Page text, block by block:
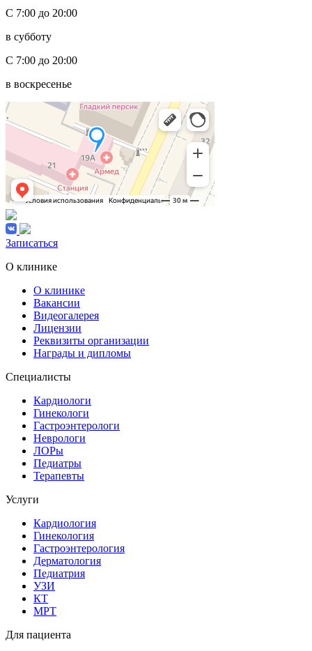
С 7:00 до 20:00
в субботу
С 7:00 до 20:00
в воскресенье
Записаться
О клинике
О клинике
Вакансии
Видеогалерея
Лицензии
Реквизиты организации
Награды и дипломы
Специалисты
Кардиологи
Гинекологи
Гастроэнтерологи
Неврологи
ЛОРы
Педиатры
Терапевты
Услуги
Кардиология
Гинекология
Гастроэнтерология
Дерматология
Педиатрия
УЗИ
КТ
МРТ
Для пациента